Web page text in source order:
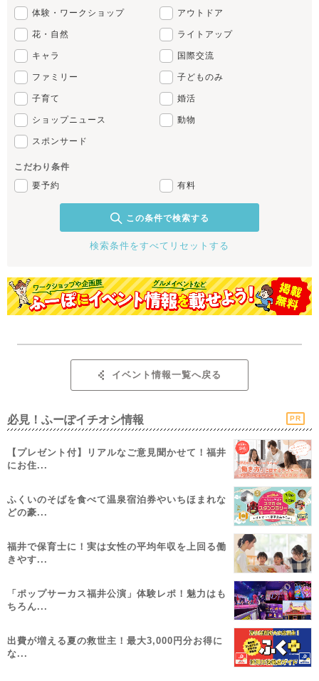
体験・ワークショップ アウトドア
花・自然 ライトアップ
キャラ 国際交流
ファミリー 子どものみ
子育て 婚活
ショップニュース 動物
スポンサード
こだわり条件
要予約
有料
この条件で検索する
検索条件をすべてリセットする
イベント情報一覧へ戻る
必見！ふーぽイチオシ情報 PR
【プレゼント付】リアルなご意見聞かせて！福井
にお住...
ふくいのそばを食べて温泉宿泊券やいちほまれな
どの豪...
福井で保育士に！実は女性の平均年収を上回る働
きやす...
「ポップサーカス福井公演」体験レポ！魅力はも
ちろん...
出費が増える夏の救世主！最大3,000円分お得に
な...